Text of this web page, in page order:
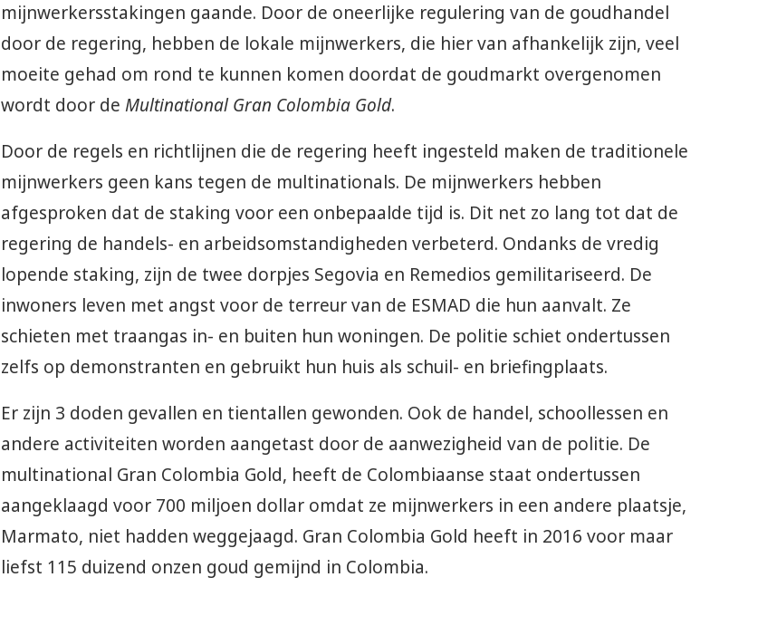
mijnwerkersstakingen gaande. Door de oneerlijke regulering van de goudhandel
door de regering, hebben de lokale mijnwerkers, die hier van afhankelijk zijn, veel
moeite gehad om rond te kunnen komen doordat de goudmarkt overgenomen
wordt door de Multinational Gran Colombia Gold.
Door de regels en richtlijnen die de regering heeft ingesteld maken de traditionele
mijnwerkers geen kans tegen de multinationals. De mijnwerkers hebben
afgesproken dat de staking voor een onbepaalde tijd is. Dit net zo lang tot dat de
regering de handels- en arbeidsomstandigheden verbeterd. Ondanks de vredig
lopende staking, zijn de twee dorpjes Segovia en Remedios gemilitariseerd. De
inwoners leven met angst voor de terreur van de ESMAD die hun aanvalt. Ze
schieten met traangas in- en buiten hun woningen. De politie schiet ondertussen
zelfs op demonstranten en gebruikt hun huis als schuil- en briefingplaats.
Er zijn 3 doden gevallen en tientallen gewonden. Ook de handel, schoollessen en
andere activiteiten worden aangetast door de aanwezigheid van de politie. De
multinational Gran Colombia Gold, heeft de Colombiaanse staat ondertussen
aangeklaagd voor 700 miljoen dollar omdat ze mijnwerkers in een andere plaatsje,
Marmato, niet hadden weggejaagd. Gran Colombia Gold heeft in 2016 voor maar
liefst 115 duizend onzen goud gemijnd in Colombia.